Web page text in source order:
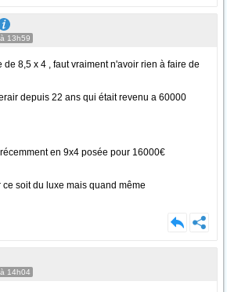
13h59
8,5 x 4 , faut vraiment n'avoir rien à faire de
depuis 22 ans qui était revenu a 60000
en 9x4 posée pour 16000€
soit du luxe mais quand même
14h04